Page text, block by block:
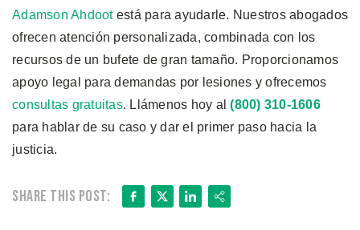
Adamson Ahdootestá para ayudarle. Nuestros abogados
ofrecen atención personalizada, combinada con los
recursos de un bufete de gran tamaño. Proporcionamos
apoyo legal para demandas por lesiones y ofrecemos
consultas gratuitas. Llámenos hoy al(800) 310-1606
para hablar de su caso y dar el primer paso hacia la
justicia.
Share this post: Facebook
X LinkedIn
Share